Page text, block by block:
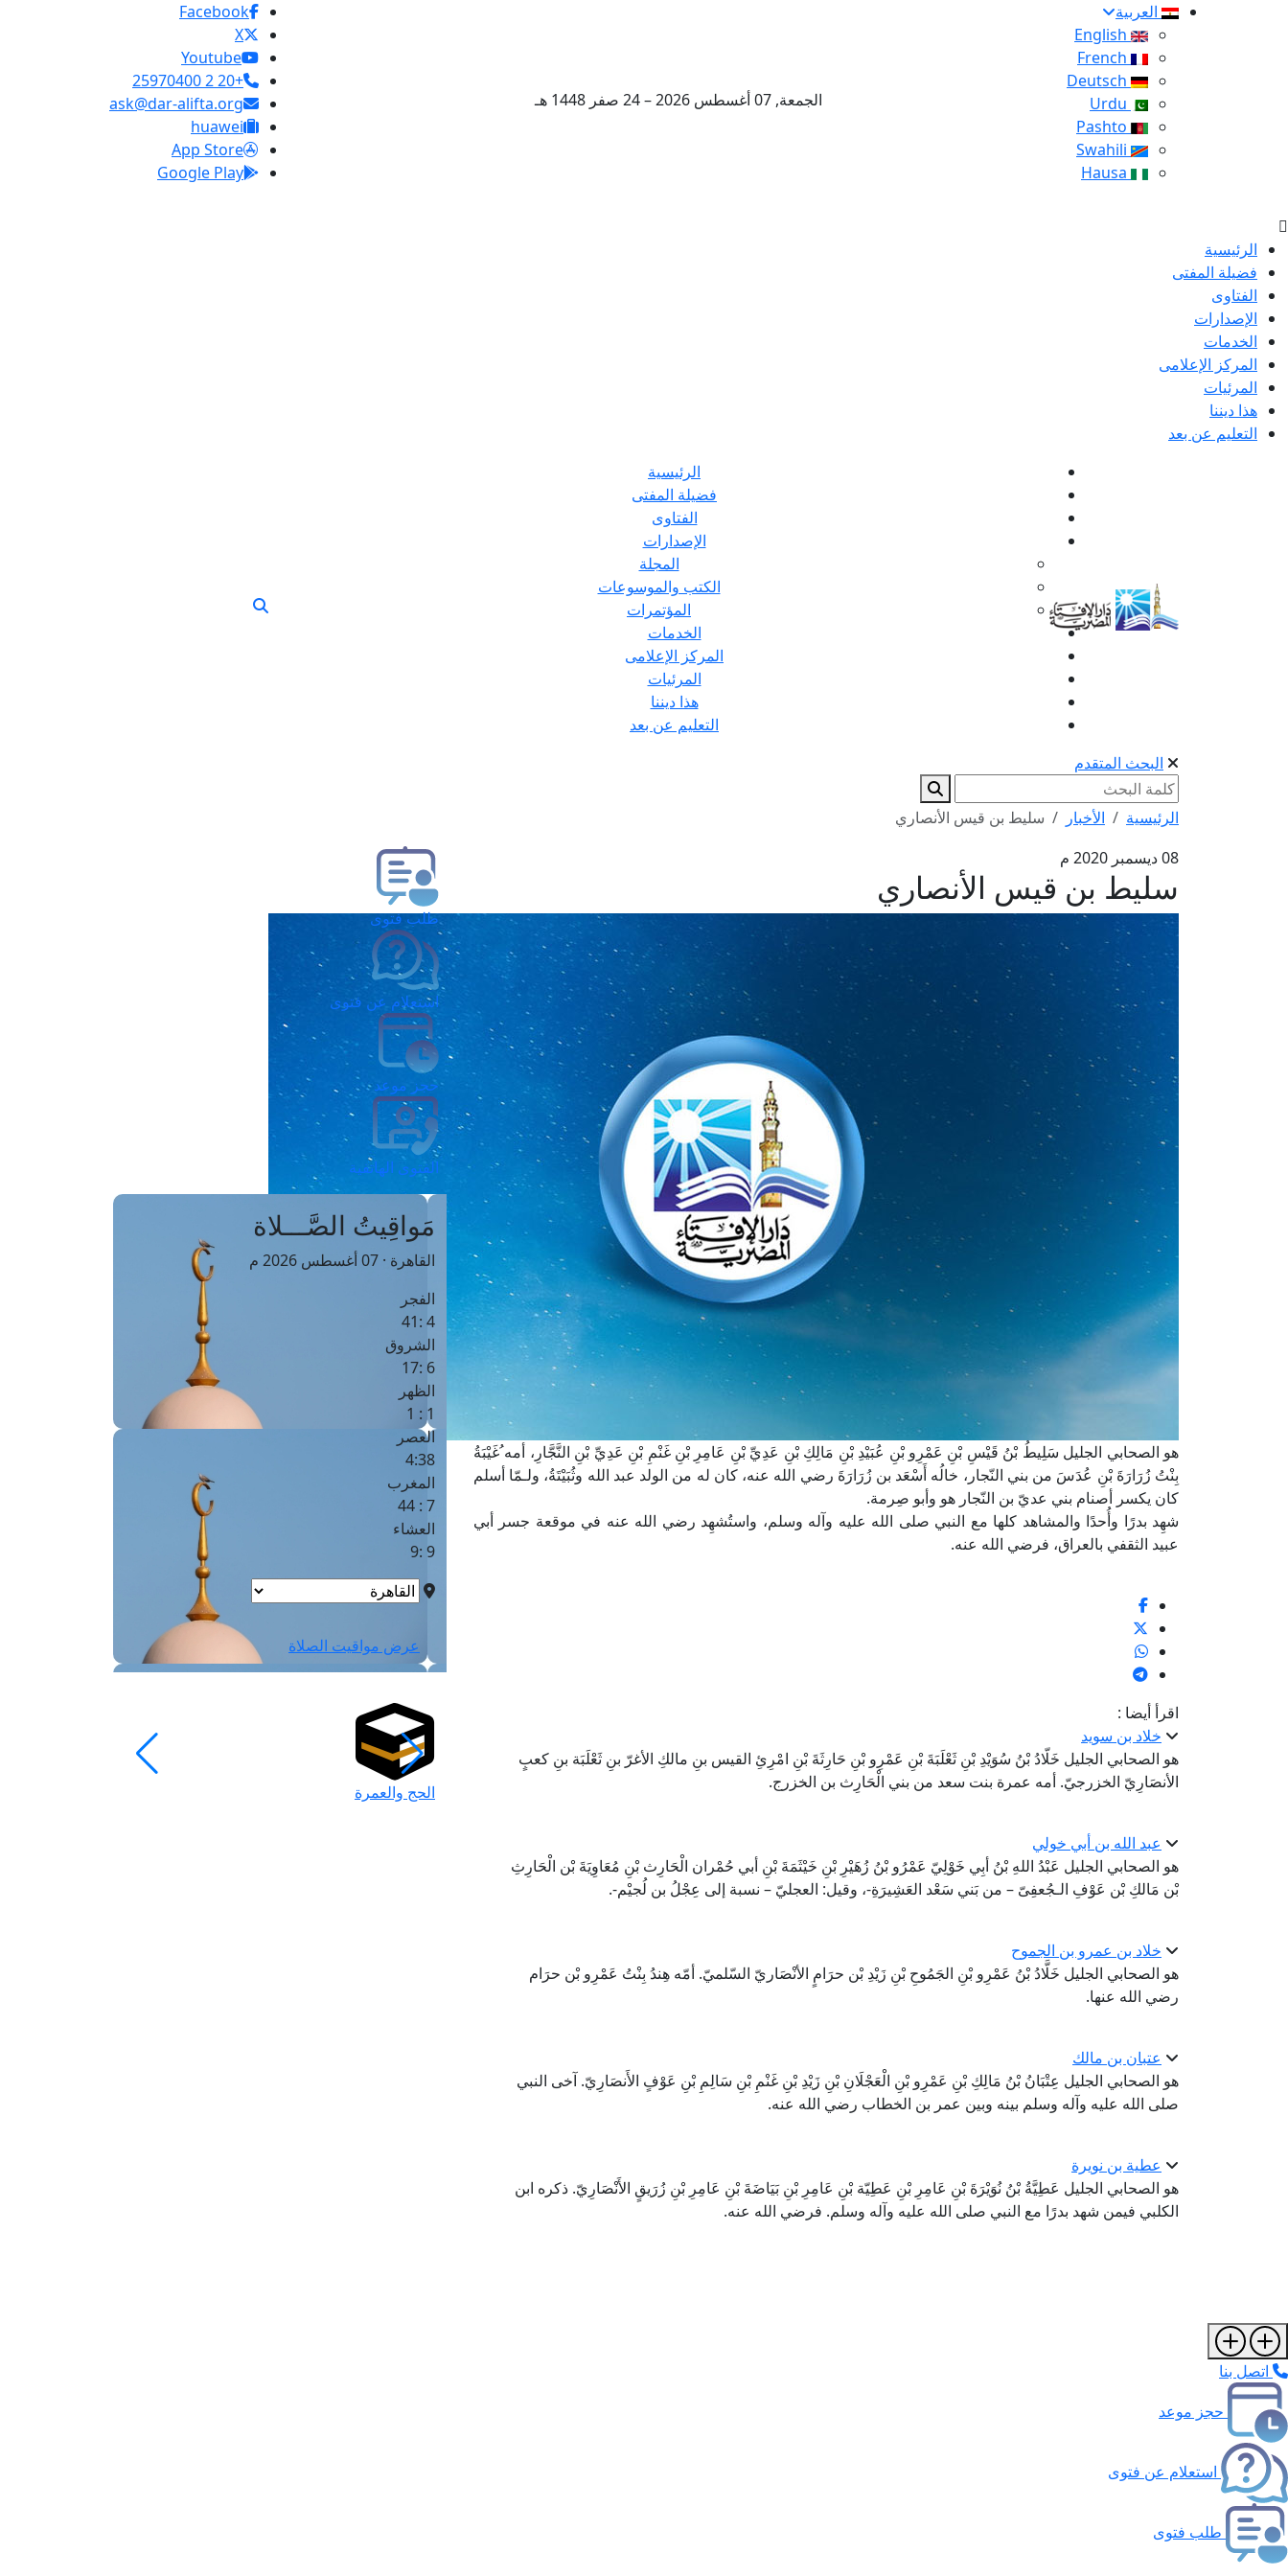
العربية
الجمعة, 07 أغسطس 2026 – 24 صفر 1448 هـ
Facebook
X
Youtube
+20 2 25970400
ask@dar-alifta.org
huawei
App Store
Google Play
الرئيسية
فضيلة المفتى
الفتاوى
الإصدارات
الخدمات
المركز الإعلامى
المرئيات
هذا ديننا
التعليم عن بعد
الرئيسية
فضيلة المفتى
الفتاوى
الإصدارات
المجلة
الكتب والموسوعات
المؤتمرات
الخدمات
المركز الإعلامى
المرئيات
هذا ديننا
التعليم عن بعد
البحث المتقدم
الرئيسية الأخبار
سليط بن قيس الأنصاري
08 ديسمبر 2020 م
سليط بن قيس الأنصاري
هو الصحابي الجليل سَلِيطُ بْنُ قَيْسِ بْنِ عَمْرِو بْنِ عُبَيْدِ بْنِ مَالِكِ بْنِ عَدِيِّ بْنِ عَامِرِ بْنِ غَنْمِ بْنِ عَدِيِّ بْنِ النَّجَّارِ، أمه ُغَيْبَةُ
بِنْتُ زُرَارَةَ بْنِ عُدَسَ من بني النّجار، خالُه أَسْعَد بن زُرَارَةَ رضي الله عنه، كان له من الولد عبد الله وثُبَيْتَةُ، ولـمّا أسلم
كان يكسر أصنام بني عديّ بن النّجار هو وأبو صِرمة.
شهِد بدرًا وأُحدًا والمشاهد كلها مع النبي صلى الله عليه وآله وسلم، واستُشهِد رضي الله عنه في موقعة جسر أبي
عبيد الثقفي بالعراق، فرضي الله عنه.
اقرأ أيضا :
خلاد بن سويد
هو الصحابي الجليل خَلّادُ بْنُ سُوَيْدِ بْنِ ثَعْلَبَةَ بْنِ عَمْرِو بْنِ حَارِثَةَ بْنِ امْرِئِ القيس بنِ مالكِ الأغرّ بنِ ثَعْلَبَة بنِ كعبٍ
الأنصَارِيّ الخزرجيّ. أمه عمرة بنت سعد من بني الْحَارِث بن الخزرج.
عبد الله بن أبي خولي
هو الصحابي الجليل عَبْدُ اللهِ بْنُ أبِي خَوْلِيّ عَمْرُو بْنُ زُهَيْرِ بْنِ خَيْثَمَةَ بْنِ أبي حُمْران الْحَارِث بْنِ مُعَاوِيَةَ بْن الْحَارِثِ
بْن مَالكِ بْن عَوْفِ الـجُعفِىّ – من بَني سَعْد العَشِيرَةِ-، وقيل: العجليّ – نسبة إلى عِجْلُ بن لُجيْم-.
خلاد بن عمرو بن الجموح
هو الصحابي الجليل خَلَّادُ بْنُ عَمْرِو بْنِ الجَمُوحِ بْنِ زَيْدِ بْن حرَامٍ الأنْصَاريّ السّلميّ. أمّه هِندُ بِنْتُ عَمْرِو بْن حرَام
رضي الله عنها.
عتبان بن مالك
هو الصحابي الجليل عِتْبَانُ بْنُ مَالِكِ بْنِ عَمْرِو بْنِ الْعَجْلَانِ بْنِ زَيْدِ بْنِ غَنْمِ بْنِ سَالِمِ بْنِ عَوْفٍ الأَنصَارِيّ. آخى النبي
صلى الله عليه وآله وسلم بينه وبين عمر بن الخطاب رضي الله عنه.
عطية بن نويرة
هو الصحابي الجليل عَطِيَّةُ بْنُ نُوَيْرَةَ بْنِ عَامِرِ بْنِ عَطِيّة بْنِ عَامِرِ بْنِ بَيَاضَةَ بْنِ عَامِرِ بْنِ زُرَيقٍ الأَنْصَارِيّ. ذكره ابن
الكلبي فيمن شهد بدرًا مع النبي صلى الله عليه وآله وسلم. فرضي الله عنه.
طلب فتوى
استعلام عن فتوى
حجز موعد
الفتوى الهاتفية
مَواقِيتُ الصَّـــلاة
القاهرة · 07 أغسطس 2026 م
الفجر
4 :41
الشروق
6 :17
الظهر
1 : 1
العصر
4:38
المغرب
7 : 44
العشاء
9 :9
عرض مواقيت الصلاة
الحج والعمرة
اتصل بنا
حجز موعد
استعلام عن فتوى
طلب فتوى